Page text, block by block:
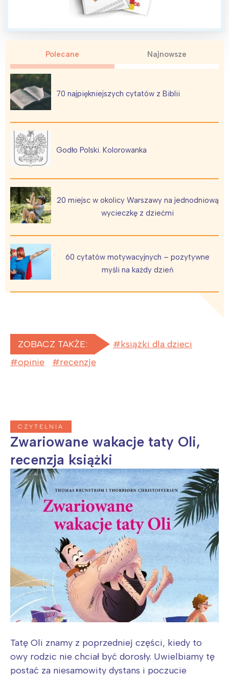
Polecane Najnowsze
70 najpiękniejszych cytatów z Biblii
Godło Polski. Kolorowanka
20 miejsc w okolicy Warszawy na jednodniową
wycieczkę z dziećmi
60 cytatów motywacyjnych – pozytywne
myśli na każdy dzień
ZOBACZ TAKŻE:
książki dla dzieci
opinie
recenzje
CZYTELNIA
Zwariowane wakacje taty Oli,
recenzja książki
Tatę Oli znamy z poprzedniej części, kiedy to
owy rodzic nie chciał być dorosły. Uwielbiamy tę
postać za niesamowity dystans i poczucie
tego regionu:
Warszawa
Łódź
Trójmiasto
Wrocław
Kraków